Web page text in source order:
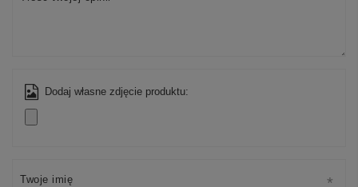
Dodaj własne zdjęcie produktu:
Twoje imię